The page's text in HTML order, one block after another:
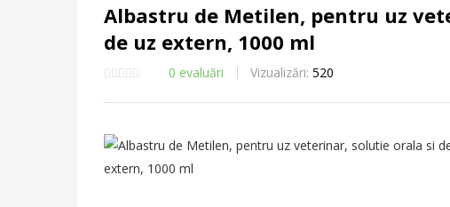
Albastru de Metilen, pentru uz
de uz extern, 1000 ml
0 evaluări Vizualizări: 520